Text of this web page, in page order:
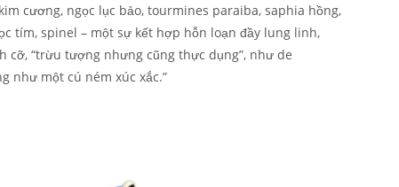
cương, ngọc lục bảo, tourmines paraiba, saphia hồng,
tím, spinel – một sự kết hợp hỗn loạn đầy lung linh,
cỡ, “trừu tượng nhưng cũng thực dụng”, như de
như một cú ném xúc xắc.”